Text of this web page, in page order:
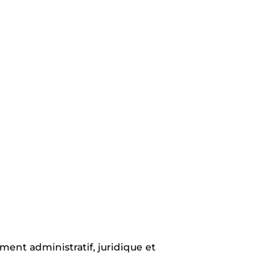
administratif, juridique et